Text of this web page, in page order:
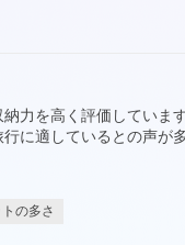
力を高く評価してい
に適しているとの声が
の多さ